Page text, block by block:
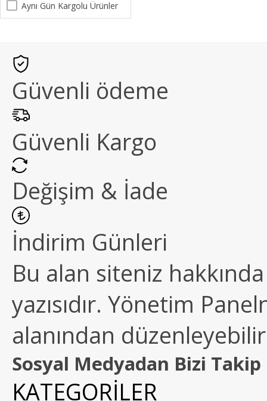
Aynı Gün Kargolu Ürünler
Güvenli ödeme
Güvenli Kargo
Değişim & İade
İndirim Günleri
Bu alan siteniz
yazısıdır. Yönetim
alanından
Sosyal Medyadan Bizi Takip
KATEGORİLER